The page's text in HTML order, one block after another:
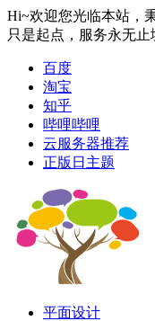
Hi~欢迎您光临本站，
只是起点，服务永无止
百度
淘宝
知乎
哔哩哔哩
云服务器推荐
正版日主题
平面设计